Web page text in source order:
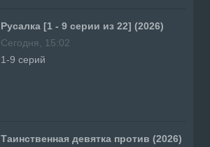
Русалка [1 - 9 серии из 22] (2026)
Сегодня, 15:02
1-9 серий
Таинственная девятка против (2026)